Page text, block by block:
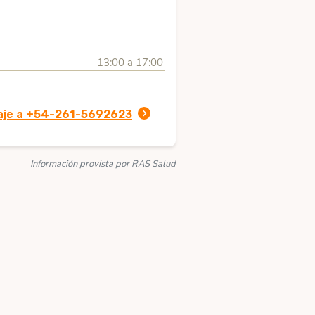
13:00 a 17:00
a +54-261-5692623
Información provista por RAS Salud